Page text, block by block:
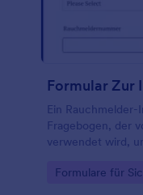
Ein
Fragebogen, der
verwendet wird,
für
Go to Category:
Formulare für